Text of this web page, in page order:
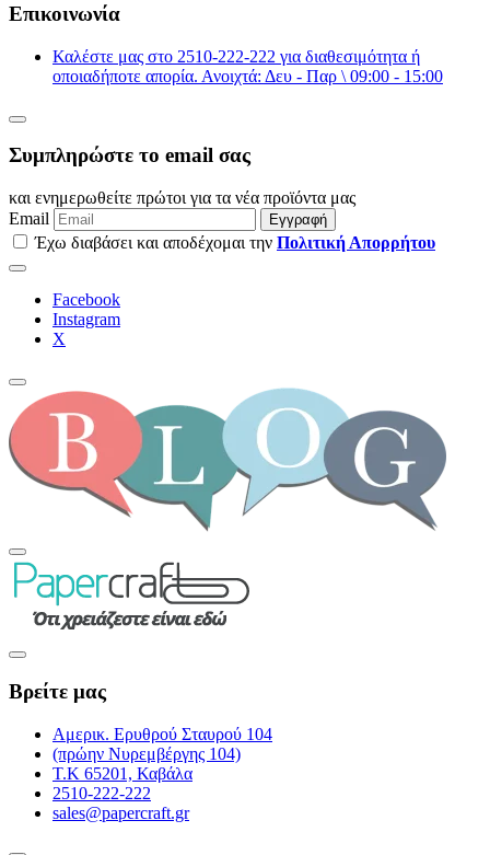
Επικοινωνία
Καλέστε μας στο 2510-222-222 για διαθεσιμότητα ή
οποιαδήποτε απορία. Ανοιχτά: Δευ - Παρ \ 09:00 - 15:00
Συμπληρώστε το email σας
και ενημερωθείτε πρώτοι για τα νέα προϊόντα μας
Email
Εγγραφή
Έχω διαβάσει και αποδέχομαι την Πολιτική Απορρήτου
Facebook
Instagram
Χ
Βρείτε μας
Αμερικ. Ερυθρού Σταυρού 104
(πρώην Νυρεμβέργης 104)
Τ.Κ 65201, Καβάλα
2510-222-222
sales@papercraft.gr